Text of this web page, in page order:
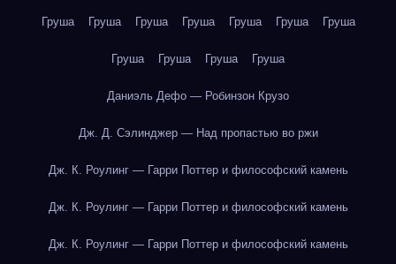
Груша Груша Груша Груша Груша Груша Груша
Груша Груша Груша Груша
Даниэль Дефо — Робинзон Крузо
Дж. Д. Сэлинджер — Над пропастью во ржи
Дж. К. Роулинг — Гарри Поттер и философский камень
Дж. К. Роулинг — Гарри Поттер и философский камень
Дж. К. Роулинг — Гарри Поттер и философский камень